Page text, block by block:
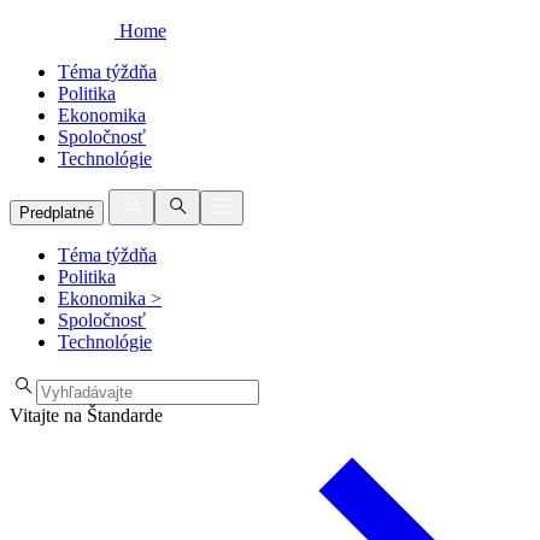
Home
Téma týždňa
Politika
Ekonomika
Spoločnosť
Technológie
Predplatné
Téma týždňa
Politika
Ekonomika >
Spoločnosť
Technológie
Vitajte na Štandarde